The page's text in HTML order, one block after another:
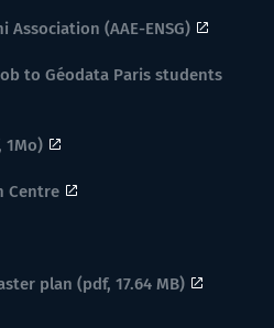
Association (AAE-ENSG)
to Géodata Paris students
1Mo)
Centre
plan (pdf, 17.64 MB)